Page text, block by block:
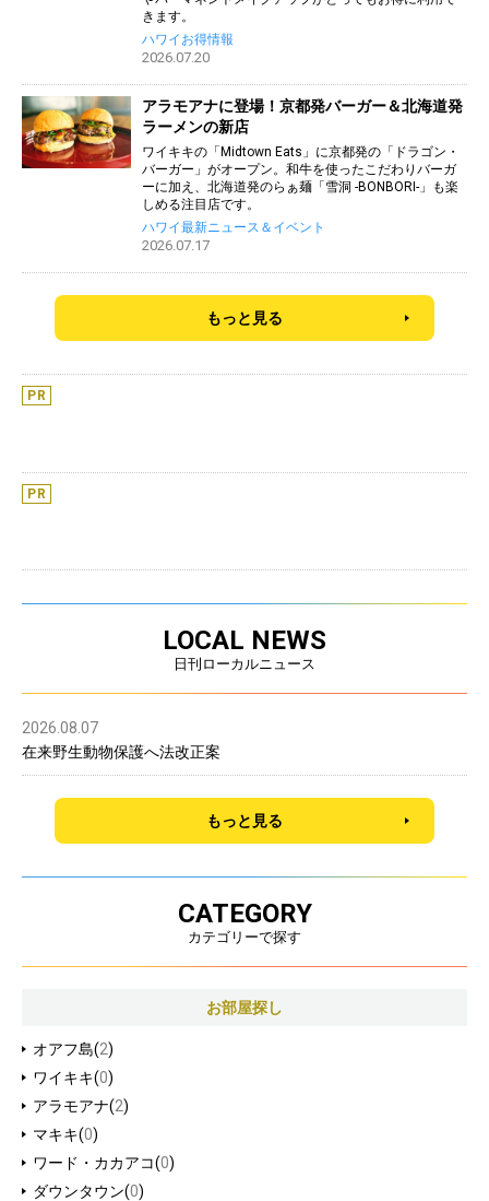
きます。
ハワイお得情報
2026.07.20
アラモアナに登場！京都発バーガー＆北海道発
ラーメンの新店
ワイキキの「Midtown Eats」に京都発の「ドラゴン・
バーガー」がオープン。和牛を使ったこだわりバーガ
ーに加え、北海道発のらぁ麺「雪洞 -BONBORI-」も楽
しめる注目店です。
ハワイ最新ニュース＆イベント
2026.07.17
もっと見る
LOCAL NEWS
日刊ローカルニュース
2026.08.07
在来野生動物保護へ法改正案
もっと見る
CATEGORY
カテゴリーで探す
お部屋探し
オアフ島(2)
ワイキキ(0)
アラモアナ(2)
マキキ(0)
ワード・カカアコ(0)
ダウンタウン(0)